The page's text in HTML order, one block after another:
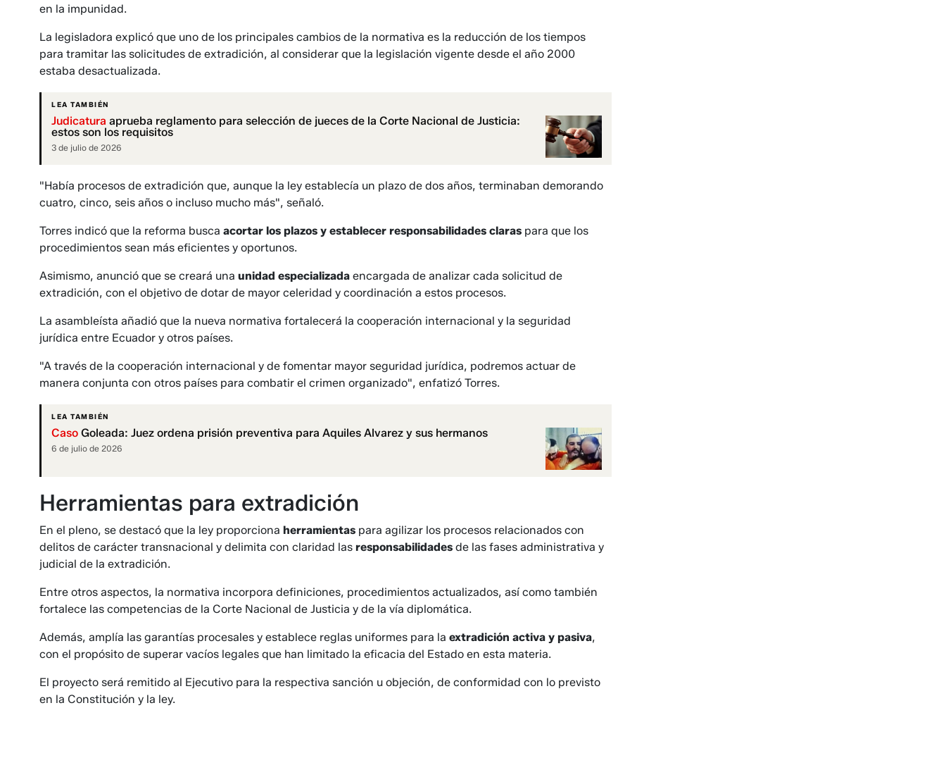
en la impunidad.
La legisladora explicó que uno de los principales cambios de la normativa es la reducción de los tiempos
para tramitar las solicitudes de extradición, al considerar que la legislación vigente desde el año 2000
estaba desactualizada.
LEA TAMBIÉN
Judicatura aprueba reglamento para selección de jueces de la Corte Nacional de Justicia:
estos son los requisitos
3 de julio de 2026
"Había procesos de extradición que, aunque la ley establecía un plazo de dos años, terminaban demorando
cuatro, cinco, seis años o incluso mucho más", señaló.
Torres indicó que la reforma busca acortar los plazos y establecer responsabilidades claras para que los
procedimientos sean más eficientes y oportunos.
Asimismo, anunció que se creará una unidad especializada encargada de analizar cada solicitud de
extradición, con el objetivo de dotar de mayor celeridad y coordinación a estos procesos.
La asambleísta añadió que la nueva normativa fortalecerá la cooperación internacional y la seguridad
jurídica entre Ecuador y otros países.
"A través de la cooperación internacional y de fomentar mayor seguridad jurídica, podremos actuar de
manera conjunta con otros países para combatir el crimen organizado", enfatizó Torres.
LEA TAMBIÉN
Caso Goleada: Juez ordena prisión preventiva para Aquiles Alvarez y sus hermanos
6 de julio de 2026
Herramientas para extradición
En el pleno, se destacó que la ley proporciona herramientas para agilizar los procesos relacionados con
delitos de carácter transnacional y delimita con claridad las responsabilidades de las fases administrativa y
judicial de la extradición.
Entre otros aspectos, la normativa incorpora definiciones, procedimientos actualizados, así como también
fortalece las competencias de la Corte Nacional de Justicia y de la vía diplomática.
Además, amplía las garantías procesales y establece reglas uniformes para la extradición activa y pasiva,
con el propósito de superar vacíos legales que han limitado la eficacia del Estado en esta materia.
El proyecto será remitido al Ejecutivo para la respectiva sanción u objeción, de conformidad con lo previsto
en la Constitución y la ley.